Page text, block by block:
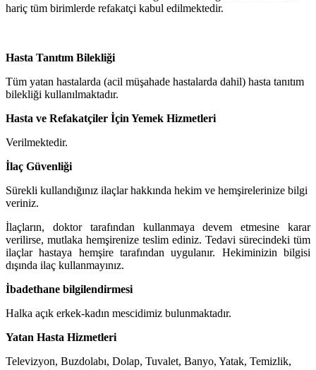
hariç tüm birimlerde refakatçi kabul edilmektedir.
Hasta Tanıtım Bilekliği
Tüm yatan hastalarda (acil müşahade hastalarda dahil) hasta tanıtım
bilekliği kullanılmaktadır.
Hasta ve Refakatçiler İçin Yemek Hizmetleri
Verilmektedir.
İlaç Güvenliği
Sürekli kullandığınız ilaçlar hakkında hekim ve hemşirelerinize bilgi
veriniz.
İlaçların, doktor tarafından kullanmaya devem etmesine karar
verilirse, mutlaka hemşirenize teslim ediniz. Tedavi sürecindeki tüm
ilaçlar hastaya hemşire tarafından uygulanır. Hekiminizin bilgisi
dışında ilaç kullanmayınız.
İbadethane bilgilendirmesi
Halka açık erkek-kadın mescidimiz bulunmaktadır.
Yatan Hasta Hizmetleri
Televizyon, Buzdolabı, Dolap, Tuvalet, Banyo, Yatak, Temizlik,